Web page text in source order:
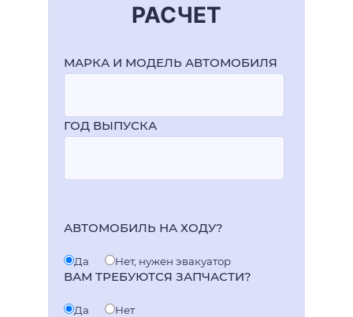
РАСЧЕТ
МАРКА И МОДЕЛЬ АВТОМОБИЛЯ
ГОД ВЫПУСКА
АВТОМОБИЛЬ НА ХОДУ?
Да Нет, нужен эвакуатор
ВАМ ТРЕБУЮТСЯ ЗАПЧАСТИ?
Да Нет